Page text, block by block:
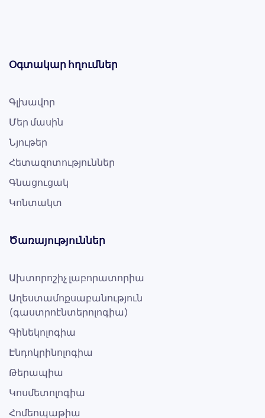
Օգտակար հղումներ
Գլխավոր
Մեր մասին
Նյութեր
Հետազոտություններ
Գնացուցակ
Կոնտակտ
Ծառայություններ
Ախտորոշիչ լաբորատորիա
Աղեստամոքսաբանություն
(գաստրոէնտերոլոգիա)
Գինեկոլոգիա
Էնդոկրինոլոգիա
Թերապիա
Կոսմետոլոգիա
Հոմեոպաթիա